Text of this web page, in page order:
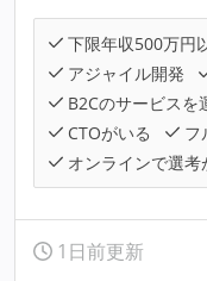
下限年収500万円
アジャイル開発
B2Cのサービスを
CTOがいる
フ
オンラインで選考
1日前更新